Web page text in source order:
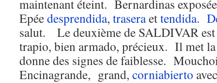
maintenant éteint. Bernardinas
Epéedesprendida, traseraettendida.
salut. Le deuxième de SALDIVAR est
trapio, bien armado, précieux. Il met la
donne des signes de faiblesse.
Encinagrande, grand, corniabierto